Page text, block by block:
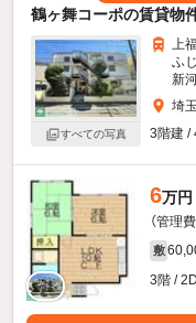
鶴ヶ舞コーポの賃貸物
すべての写真
上
ふ
新
埼
3階建 /
6万円
（管理
敷
3階 /